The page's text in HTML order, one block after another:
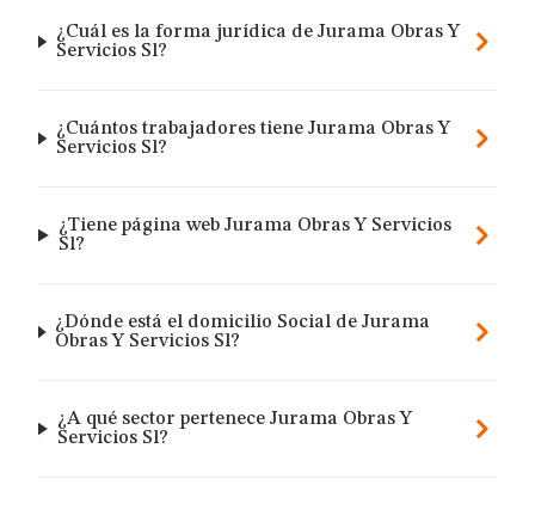
¿Cuál es la forma jurídica de Jurama Obras Y
Servicios Sl?
¿Cuántos trabajadores tiene Jurama Obras Y
Servicios Sl?
¿Tiene página web Jurama Obras Y Servicios
Sl?
¿Dónde está el domicilio Social de Jurama
Obras Y Servicios Sl?
¿A qué sector pertenece Jurama Obras Y
Servicios Sl?